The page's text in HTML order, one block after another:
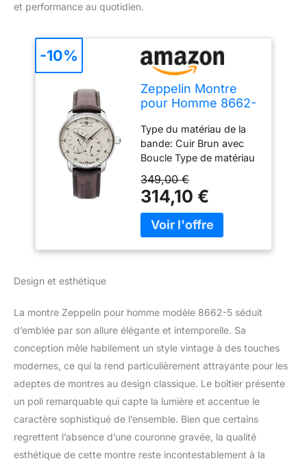
et performance au quotidien.
Zeppelin Montre
pour Homme 8662-
Type du matériau de la
bande: Cuir Brun avec
Boucle Type de matériau
Inoxydable argent
Affichage: analogique
Fenêtre de numérotation:
Verre minéral Cadran:
349,00 €
314,10 €
-10%
Design et esthétique
La montre Zeppelin pour homme modèle 8662-5 séduit
d’emblée par son allure élégante et intemporelle. Sa
conception mêle habilement un style vintage à des touches
modernes, ce qui la rend particulièrement attrayante pour les
adeptes de montres au design classique. Le boîtier présente
un poli remarquable qui capte la lumière et accentue le
caractère sophistiqué de l’ensemble. Bien que certains
regrettent l’absence d’une couronne gravée, la qualité
esthétique de cette montre reste incontestablement à la